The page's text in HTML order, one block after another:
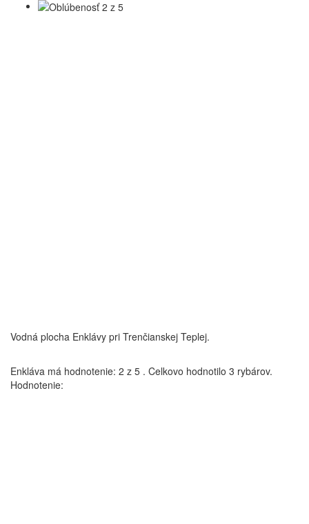
Vodná plocha Enklávy pri Trenčianskej Teplej.
Enkláva má hodnotenie: 2 z 5 . Celkovo hodnotilo 3 rybárov.
Hodnotenie: